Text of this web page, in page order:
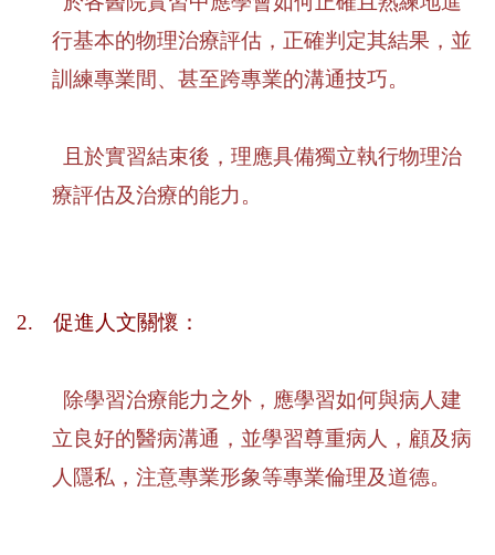
行基本的物理治療評估，正確判定其結果，並
訓練專業間、甚至跨專業的溝通技巧。
且於實習結束後，理應具備獨立執行物理治
療評估及治療的能力。
2. 促進人文關懷：
除學習治療能力之外，應學習如何與病人建
立良好的醫病溝通，並學習尊重病人，顧及病
人隱私，注意專業形象等專業倫理及道德。